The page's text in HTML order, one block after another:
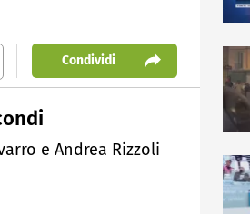
Condividi
e Andrea Rizzoli